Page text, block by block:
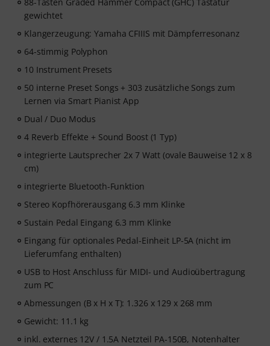
Kreditkarte erforderlich.
gewichtet
Klangerzeugung: Yamaha CFIIIS mit Dämpferresonanz
64-stimmig Polyphon
10 Instrument Presets
50 interne Preset Songs + 303 zusätzliche Songs zum
Lernen via Smart Pianist App
Dual / Duo Modus
4 Reverb Effekte + Sound Boost (1 Typ)
integrierte Lautsprecher 2x 7 Watt (ovale Bauweise 12 x 8
cm)
integrierte Bluetooth-Funktion
Stereo Kopfhörerausgang 6.3 mm Klinke
Sustain Pedal Eingang 6.3 mm Klinke
Eingang für optionales Pedal-Einheit LP-5A (nicht im
Lieferumfang enthalten)
USB to Host Anschluss für MIDI- und Audioübertragung
zum PC
Abmessungen (B x H x T): 1.326 x 129 x 268 mm
Gewicht: 11.1 kg
inkl. externes 12V / 1.5A Netzteil PA-150B, Notenhalter